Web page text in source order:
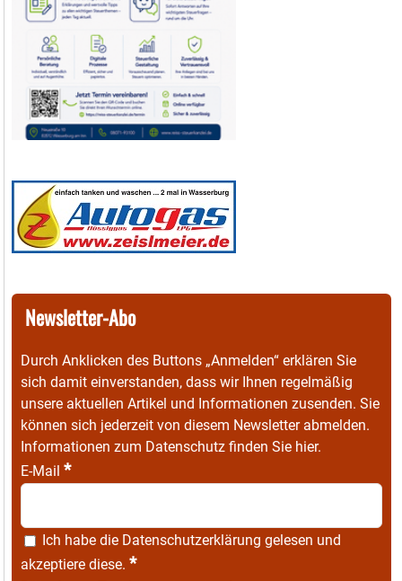
Newsletter-Abo
Durch Anklicken des Buttons „Anmelden“ erklären Sie
sich damit einverstanden, dass wir Ihnen regelmäßig
unsere aktuellen Artikel und Informationen zusenden. Sie
können sich jederzeit von diesem Newsletter abmelden.
Informationen zum Datenschutz finden Sie hier.
E-Mail *
Ich habe die Datenschutzerklärung gelesen und
akzeptiere diese. *